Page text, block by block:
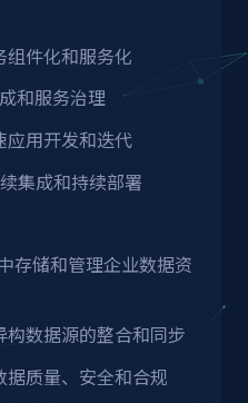
件化和服务化
和服务治理
应用开发和迭代
集成和持续部署
存储和管理企业数据资
数据源的整合和同步
质量、安全和合规